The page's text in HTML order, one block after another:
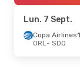
SDQ- ORL
Lun. 7 Sept.
Copa Airlines
ORL- SDQ